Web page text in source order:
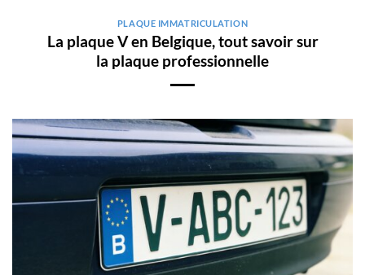
PLAQUE IMMATRICULATION
La plaque V en Belgique, tout savoir sur
la plaque professionnelle